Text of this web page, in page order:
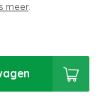
meer.